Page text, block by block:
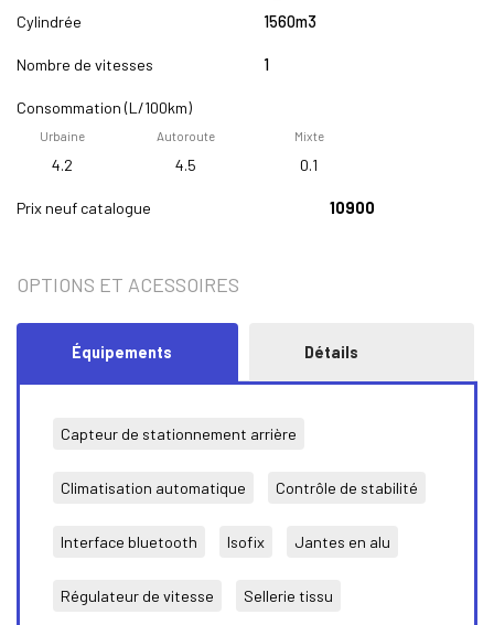
Cylindrée 1560m3
Nombre de vitesses 1
Consommation (L/100km)
Urbaine
4.2
Autoroute
4.5
Mixte
0.1
Prix neuf catalogue 10900
OPTIONS ET ACESSOIRES
Équipements Détails
Capteur de stationnement arrière
Climatisation automatique Contrôle de stabilité
Interface bluetooth Isofix Jantes en alu
Régulateur de vitesse Sellerie tissu